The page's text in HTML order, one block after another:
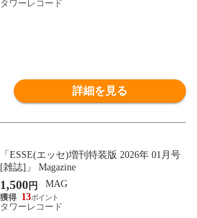
タワーレコード
詳細を見る
「ESSE(エッセ)増刊特装版 2026年 01月号
[雑誌]」 Magazine
1,500円
MAG
13
タワーレコード